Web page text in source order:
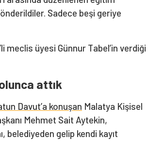
Sadece beşi geriye
meclis üyesi Günnur Tabel’in verdiği
attık
Davut’a konuşan Malatya Kişisel
Mehmet Sait Aytekin,
belediyeden gelip kendi kayıt